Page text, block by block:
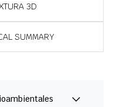
3D
SUMMARY